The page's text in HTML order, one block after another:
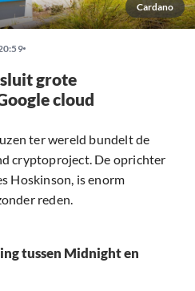
Cardano
grote
cloud
ter wereld bundelt de
cryptoproject. De oprichter
Hoskinson, is enorm
reden.
tussen Midnight en